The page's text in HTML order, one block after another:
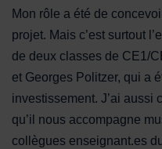
Mon rôle a été de
projet. Mais c’est surtout
de deux classes de CE1/
et Georges Politzer, qui a
investissement. J’ai aussi
qu’il nous accompagne
collègues enseignant.es